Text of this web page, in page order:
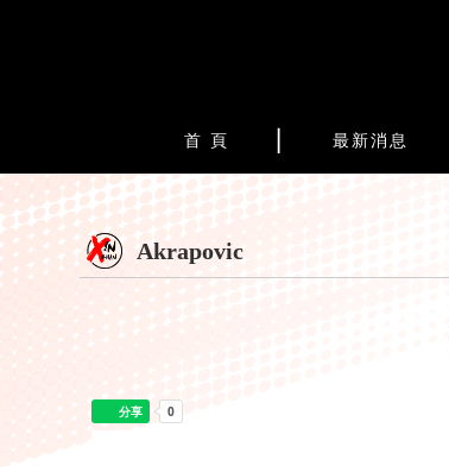
首 頁 最新消息
Akrapovic